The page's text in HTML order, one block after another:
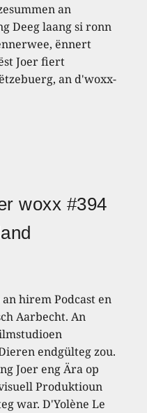
an
Deeg laang si ronn
ënnert
Joer fiert
an d'woxx-
woxx #394
hirem Podcast en
Aarbecht. An
endgülteg zou.
Joer eng Ära op
Produktioun
war. D'Yolène Le